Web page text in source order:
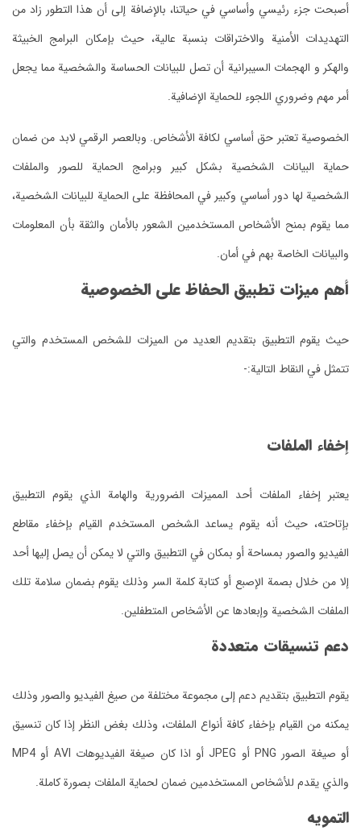
أصبحت جزء رئيسي وأساسي في حياتنا، بالإضافة إلى أن هذا التطور زاد من
التهديدات الأمنية والاختراقات بنسبة عالية، حيث بإمكان البرامج الخبيثة
والهكر و الهجمات السيبرانية أن تصل للبيانات الحساسة والشخصية مما يجعل
أمر مهم وضروري اللجوء للحماية الإضافية.
الخصوصية تعتبر حق أساسي لكافة الأشخاص. وبالعصر الرقمي لابد من ضمان
حماية البيانات الشخصية بشكل كبير وبرامج الحماية للصور والملفات
الشخصية لها دور أساسي وكبير في المحافظة على الحماية للبيانات الشخصية،
مما يقوم بمنح الأشخاص المستخدمين الشعور بالأمان والثقة بأن المعلومات
والبيانات الخاصة بهم في أمان.
أهم ميزات تطبيق الحفاظ على الخصوصية
حيث يقوم التطبيق بتقديم العديد من الميزات للشخص المستخدم والتي
تتمثل في النقاط التالية:-
إخفاء الملفات
يعتبر إخفاء الملفات أحد المميزات الضرورية والهامة الذي يقوم التطبيق
بإتاحته، حيث أنه يقوم يساعد الشخص المستخدم القيام بإخفاء مقاطع
الفيديو والصور بمساحة أو بمكان في التطبيق والتي لا يمكن أن يصل إليها أحد
إلا من خلال بصمة الإصبع أو كتابة كلمة السر وذلك يقوم بضمان سلامة تلك
الملفات الشخصية وإبعادها عن الأشخاص المتطفلين.
دعم تنسيقات متعددة
يقوم التطبيق بتقديم دعم إلى مجموعة مختلفة من صيغ الفيديو والصور وذلك
يمكنه من القيام بإخفاء كافة أنواع الملفات، وذلك بغض النظر إذا كان تنسيق
أو صيغة الصور PNG أو JPEG أو اذا كان صيغة الفيديوهات AVI أو MP4
والذي يقدم للأشخاص المستخدمين ضمان لحماية الملفات بصورة كاملة.
التمويه